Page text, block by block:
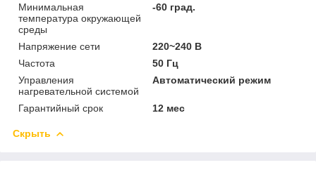
Минимальная
температура окружающей
среды
-60 град.
Напряжение сети
220~240 В
Частота
50 Гц
Управления
нагревательной системой
Автоматический режим
Гарантийный срок 12 мес
Скрыть